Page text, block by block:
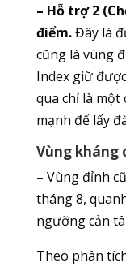
– Hỗ trợ 2
điểm.Đây là
cũng là vùng
Index giữ
qua chỉ là một
mạnh để lấy
Vùng kháng
– Vùng đỉnh
tháng 8,
ngưỡng cản
Theo phân